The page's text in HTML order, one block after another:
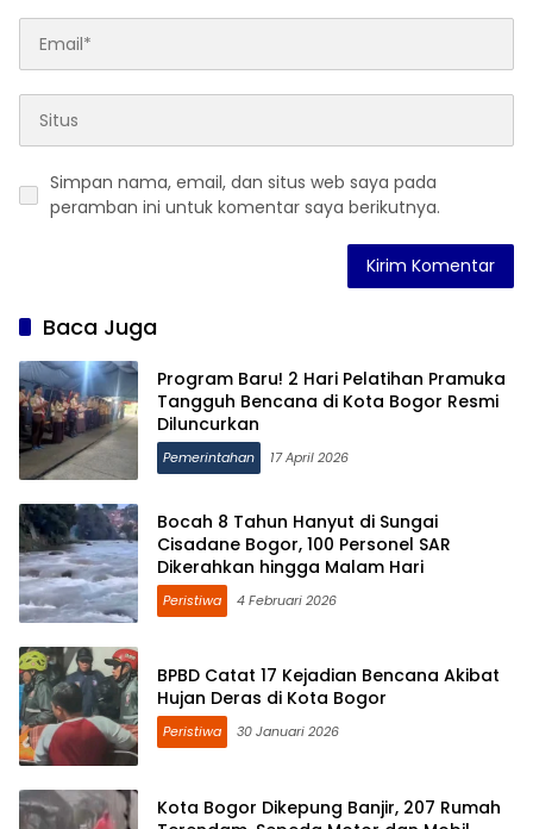
Simpan nama, email, dan situs web saya pada
peramban ini untuk komentar saya berikutnya.
Baca Juga
Program Baru! 2 Hari Pelatihan Pramuka
Tangguh Bencana di Kota Bogor Resmi
Diluncurkan
Pemerintahan 17 April 2026
Bocah 8 Tahun Hanyut di Sungai
Cisadane Bogor, 100 Personel SAR
Dikerahkan hingga Malam Hari
Peristiwa 4 Februari 2026
BPBD Catat 17 Kejadian Bencana Akibat
Hujan Deras di Kota Bogor
Peristiwa 30 Januari 2026
Kota Bogor Dikepung Banjir, 207 Rumah